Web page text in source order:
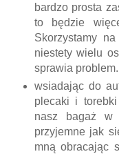
bardzo prosta
to będzie
Skorzystamy
niestety wielu
sprawia problem.
wsiadając do
plecaki i
nasz bagaż w
przyjemne jak
mną obracając